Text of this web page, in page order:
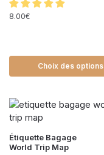
8.00€
Choix des options
Étiquette Bagage
World Trip Map